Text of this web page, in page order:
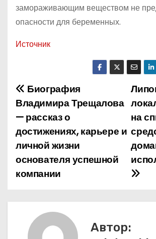
замораживающим веществом не
опасности для беременных.
Источник
Н
а
в
и
г
а
на
Биография
Владимира Трещалова
— рассказ о
достижениях, карьере и
личной жизни
основателя успешной
компании
Автор: